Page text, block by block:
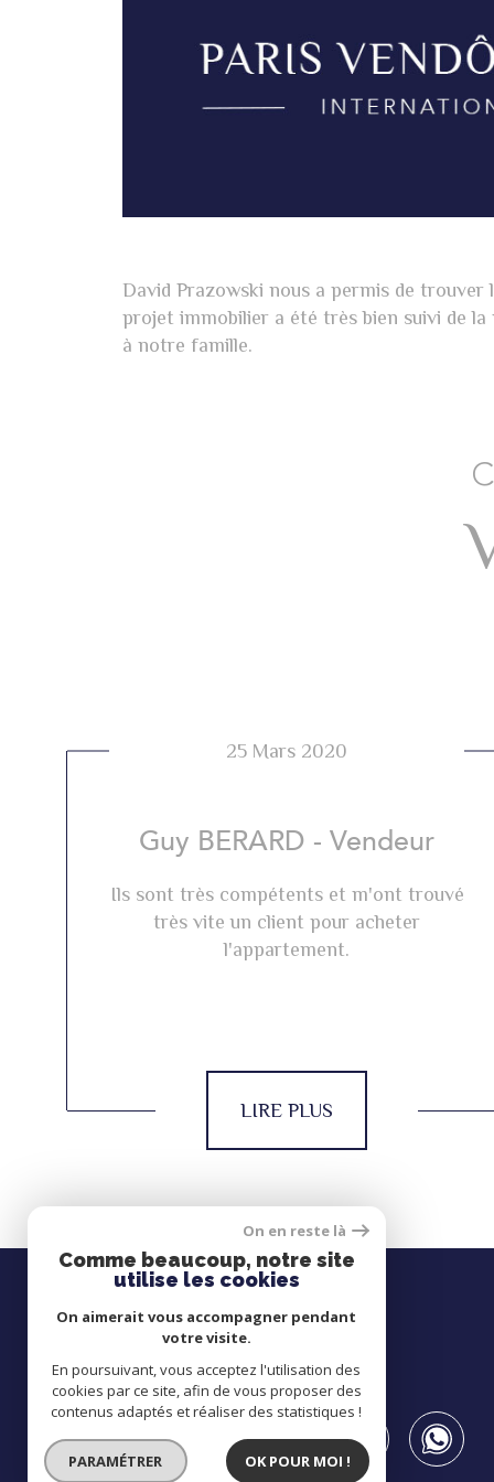
David Prazowski nous a permis de
projet immobilier a été très bien suivi de
à notre famille.
25 Mars 2020
Guy BERARD - Vendeur
Ils sont très compétents et m'ont trouvé
très vite un client pour acheter
l'appartement.
LIRE PLUS
SUIVRE
On en reste là
Comme beaucoup, notre site
utilise les cookies
On aimerait vous accompagner pendant
votre visite.
En poursuivant, vous acceptez l'utilisation des
cookies par ce site, afin de vous proposer des
contenus adaptés et réaliser des statistiques !
PARAMÉTRER OK POUR MOI !